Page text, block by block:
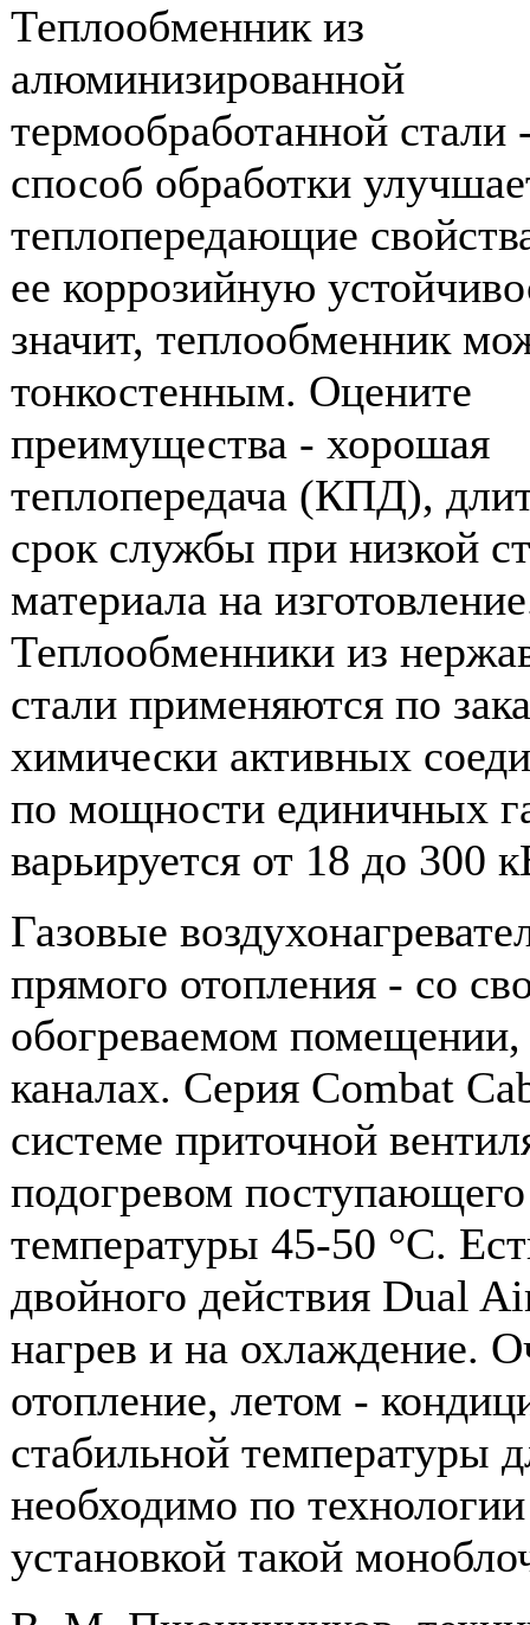
Теплообменник из
алюминизированной
термообработанной стали
способ обработки
теплопередающие
ее коррозийную
значит, теплообменник
тонкостенным. Оцените
преимущества - хорошая
теплопередача (КПД),
срок службы при низкой
материала на
Теплообменники из
стали применяются по
химически активных
по мощности единичных
варьируется от 18 до 300
Газовые
прямого отопления - со
обогреваемом
каналах. Серия Combat
системе приточной
подогревом
температуры 45-50 °С.
двойного действия Dual
нагрев и на охлаждение.
отопление, летом -
стабильной температуры
необходимо по
установкой такой